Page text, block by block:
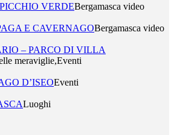
VERDEBergamasca video
E CAVERNAGOBergamasca video
– PARCO DI VILLA
meraviglie,Eventi
D’ISEOEventi
Luoghi